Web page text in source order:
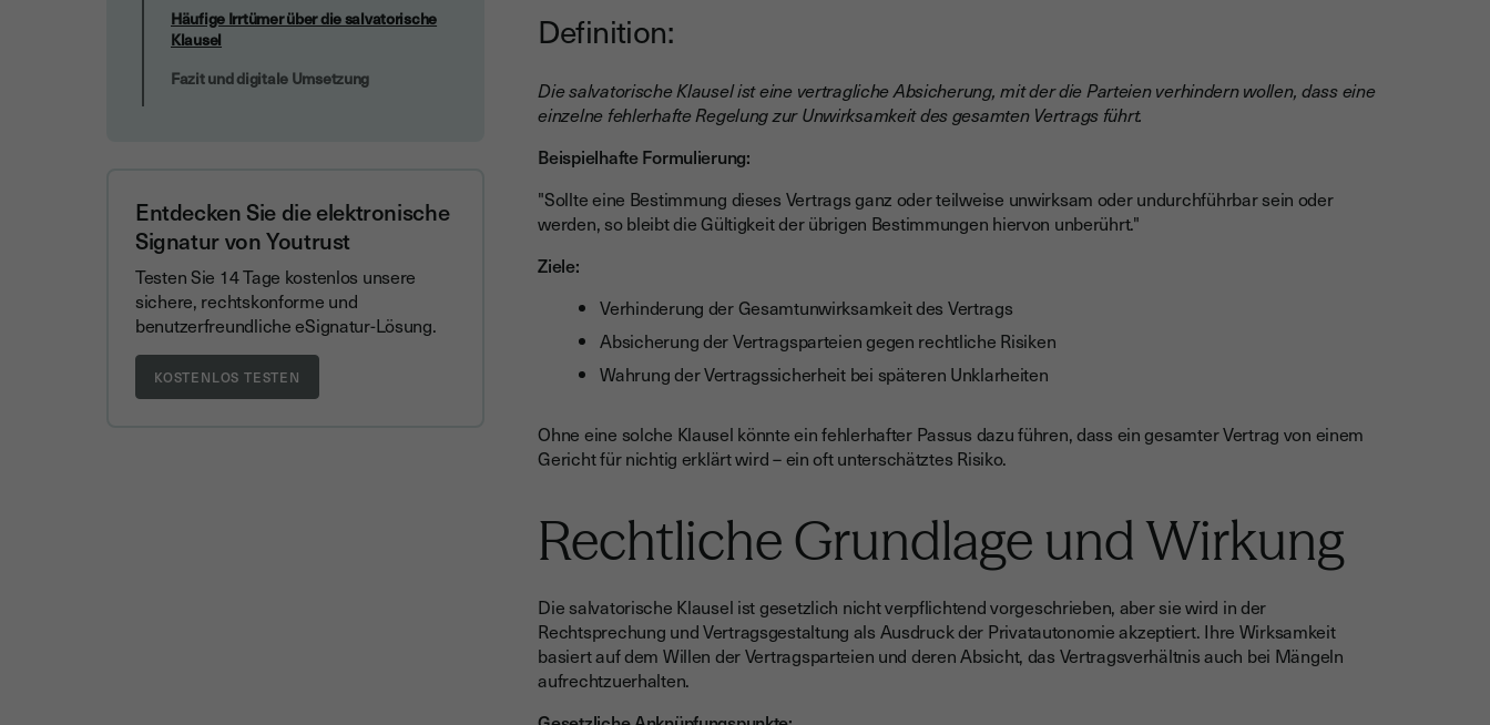
Häufige Irrtümer über die salvatorische
Klausel
Fazit und digitale Umsetzung
Entdecken Sie die elektronische
Signatur von Youtrust
Testen Sie 14 Tage kostenlos unsere
sichere, rechtskonforme und
benutzerfreundliche eSignatur-Lösung.
Definition:
Die salvatorische Klausel ist eine vertragliche Absicherung, mit der die Parteien verhindern wollen, dass eine
einzelne fehlerhafte Regelung zur Unwirksamkeit des gesamten Vertrags führt.
Beispielhafte Formulierung:
"Sollte eine Bestimmung dieses Vertrags ganz oder teilweise unwirksam oder undurchführbar sein oder
werden, so bleibt die Gültigkeit der übrigen Bestimmungen hiervon unberührt."
Ziele:
Verhinderung der Gesamtunwirksamkeit des Vertrags
Absicherung der Vertragsparteien gegen rechtliche Risiken
Wahrung der Vertragssicherheit bei späteren Unklarheiten
Ohne eine solche Klausel könnte ein fehlerhafter Passus dazu führen, dass ein gesamter Vertrag von einem
Gericht für nichtig erklärt wird – ein oft unterschätztes Risiko.
Rechtliche Grundlage und Wirkung
Die salvatorische Klausel ist gesetzlich nicht verpflichtend vorgeschrieben, aber sie wird in der
Rechtsprechung und Vertragsgestaltung als Ausdruck der Privatautonomie akzeptiert. Ihre Wirksamkeit
basiert auf dem Willen der Vertragsparteien und deren Absicht, das Vertragsverhältnis auch bei Mängeln
aufrechtzuerhalten.